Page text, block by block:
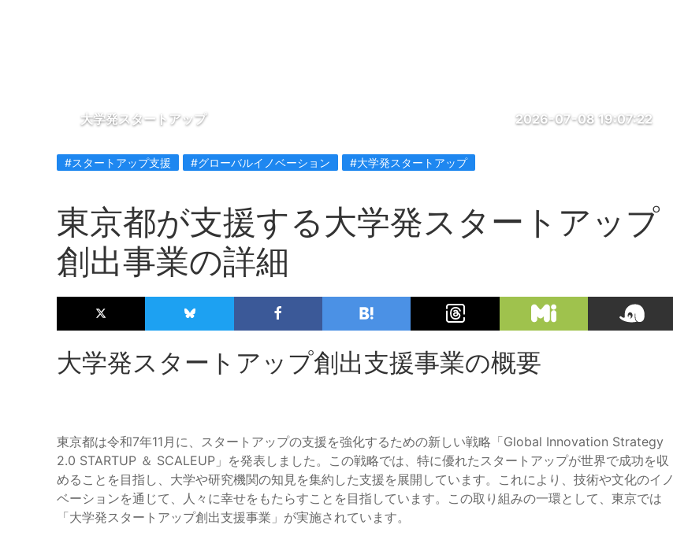
大学発スタートアップ 2026-07-08 19:07:22
#スタートアップ支援 #グローバルイノベーション #大学発スタートアップ
東京都が支援する大学発スタートアップ
創出事業の詳細
大学発スタートアップ創出支援事業の概要
東京都は令和7年11月に、スタートアップの支援を強化するための新しい戦略「Global Innovation Strategy
2.0 STARTUP ＆ SCALEUP」を発表しました。この戦略では、特に優れたスタートアップが世界で成功を収
めることを目指し、大学や研究機関の知見を集約した支援を展開しています。これにより、技術や文化のイノ
ベーションを通じて、人々に幸せをもたらすことを目指しています。この取り組みの一環として、東京では
「大学発スタートアップ創出支援事業」が実施されています。